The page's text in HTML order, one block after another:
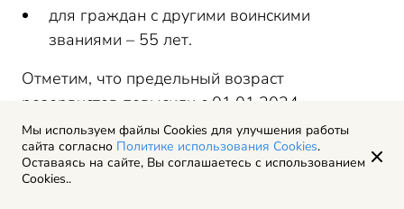
для граждан с другими воинскими
званиями – 55 лет.
Отметим, что предельный возраст
резервистов повысили с 01.01.2024.
Соответствующие изменения внесли в п. 3 ст.
57.3 Закона о военной службе (Федеральный
законот 24.07.2023 № 326-ФЗ
Мы используем файлы Cookies для улучшения работы
сайта согласно Политике использования Cookies.
Оставаясь на сайте, Вы соглашаетесь с использованием
Cookies..